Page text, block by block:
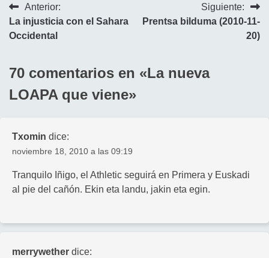
Navegación
de
Anterior:
La injusticia con el Sahara
Occidental
Siguiente:
Prentsa bilduma (2010-11-
20)
70 comentarios en «La nueva
LOAPA que viene»
Txomin dice:
noviembre 18, 2010 a las 09:19
Tranquilo Iñigo, el Athletic seguirá en Primera y Euskadi
al pie del cañón. Ekin eta landu, jakin eta egin.
merrywether dice: